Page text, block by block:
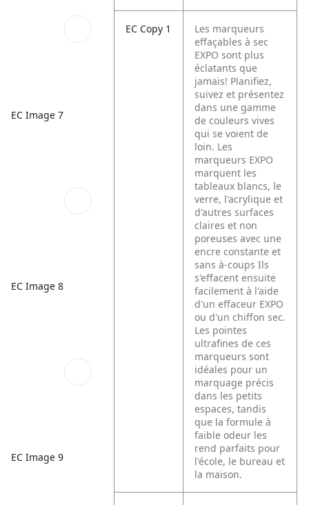
EC Image 7
EC Image 8
EC Image 9
EC Copy 1
Les marqueurs
effaçables à sec
EXPO sont plus
éclatants que
jamais! Planifiez,
suivez et présentez
dans une gamme
de couleurs vives
qui se voient de
loin. Les
marqueurs EXPO
marquent les
tableaux blancs, le
verre, l'acrylique et
d'autres surfaces
claires et non
poreuses avec une
encre constante et
sans à-coups Ils
s'effacent ensuite
facilement à l'aide
d'un effaceur EXPO
ou d'un chiffon sec.
Les pointes
ultrafines de ces
marqueurs sont
idéales pour un
marquage précis
dans les petits
espaces, tandis
que la formule à
faible odeur les
rend parfaits pour
l'école, le bureau et
la maison.